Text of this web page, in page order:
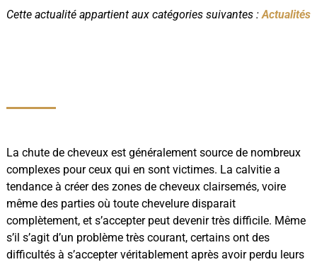
Cette actualité appartient aux catégories suivantes :Actualités
La chute de cheveux est généralement source de nombreux
complexes pour ceux qui en sont victimes. La calvitie a
tendance à créer des zones de cheveux clairsemés, voire
même des parties où toute chevelure disparait
complètement, et s’accepter peut devenir très difficile. Même
s’il s’agit d’un problème très courant, certains ont des
difficultés à s’accepter véritablement après avoir perdu leurs